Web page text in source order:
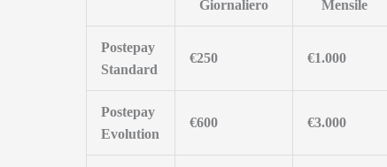
Giornaliero
Mensile
Postepay
Standard
€250 €1.000
Postepay
Evolution
€600 €3.000